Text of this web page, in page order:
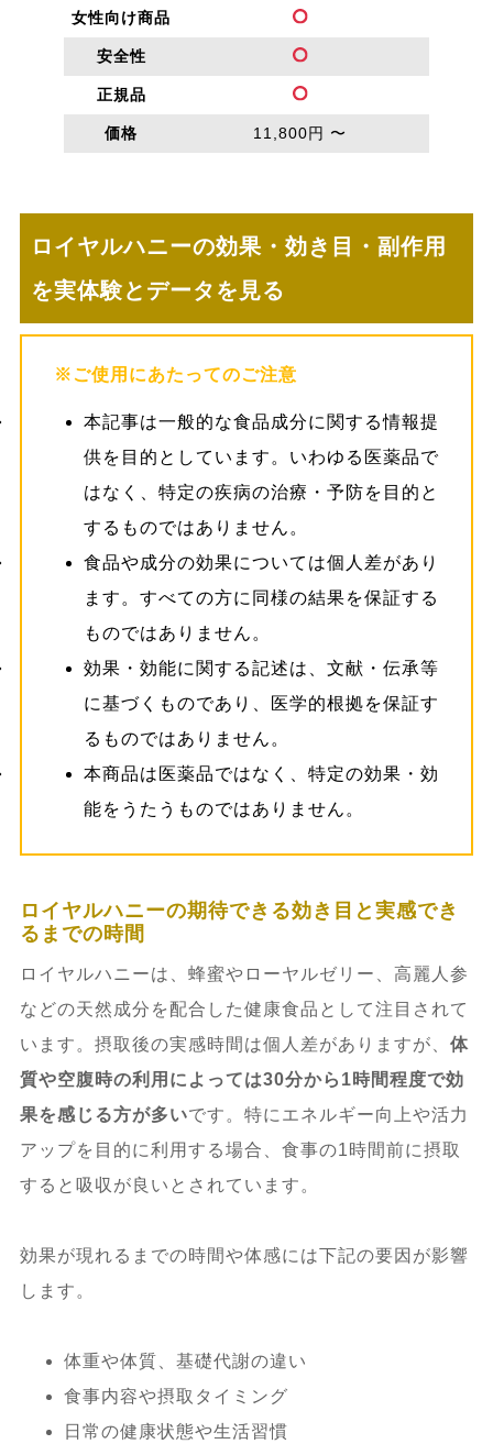
女性向け商品
安全性
正規品
価格 11,800円 〜
ロイヤルハニーの効果・効き目・副作用
を実体験とデータを見る
※ご使用にあたってのご注意
本記事は一般的な食品成分に関する情報提
供を目的としています。いわゆる医薬品で
はなく、特定の疾病の治療・予防を目的と
するものではありません。
食品や成分の効果については個人差があり
ます。すべての方に同様の結果を保証する
ものではありません。
効果・効能に関する記述は、文献・伝承等
に基づくものであり、医学的根拠を保証す
るものではありません。
本商品は医薬品ではなく、特定の効果・効
能をうたうものではありません。
ロイヤルハニーの期待できる効き目と実感でき
るまでの時間
ロイヤルハニーは、蜂蜜やローヤルゼリー、高麗人参
などの天然成分を配合した健康食品として注目されて
います。摂取後の実感時間は個人差がありますが、 体
質や空腹時の利用によっては30分から1時間程度で効
果を感じる方が多いです。特にエネルギー向上や活力
アップを目的に利用する場合、食事の1時間前に摂取
すると吸収が良いとされています。
効果が現れるまでの時間や体感には下記の要因が影響
します。
体重や体質、基礎代謝の違い
食事内容や摂取タイミング
日常の健康状態や生活習慣